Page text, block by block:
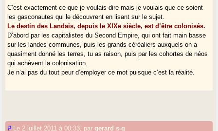
C’est exactement ce que je voulais dire mais je voulais que ce soient
les gasconautes qui le découvrent en lisant sur le sujet.
Le destin des Landais, depuis le XIXe siècle, est d’être colonisés.
D’abord par les capitalistes du Second Empire, qui ont fait main basse
sur les landes communes, puis les grands céréaliers auxquels on a
quasiment donné les terres, tu as raison, puis par les cohortes de néos
qui achèvent la colonisation.
Je n’ai pas du tout peur d’employer ce mot puisque c’est la réalité.
# Le 2 juillet 2011 à 00:33 pargerard s-g